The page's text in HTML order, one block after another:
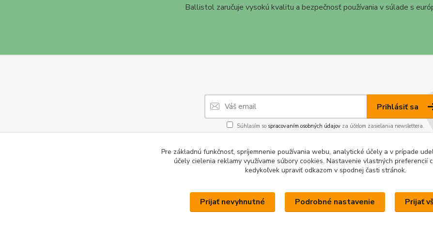
Ballistol zaručuje vysokú kvalitu a bezpečnosť používania v súlade s
Prihlásiť sa
Súhlasím so spracovaním osobných údajov za účelom zasielania newslettera.
Pre základnú funkčnosť, spríjemnenie používania webu, analytické účely a v prípade
účely cielenia reklamy využívame súbory cookies. Nastavenie vlastných preferencií
kedykoľvek upraviť odkazom v spodnej časti stránok.
Prijať nevyhnutné Podrobné nastavenie Prijať